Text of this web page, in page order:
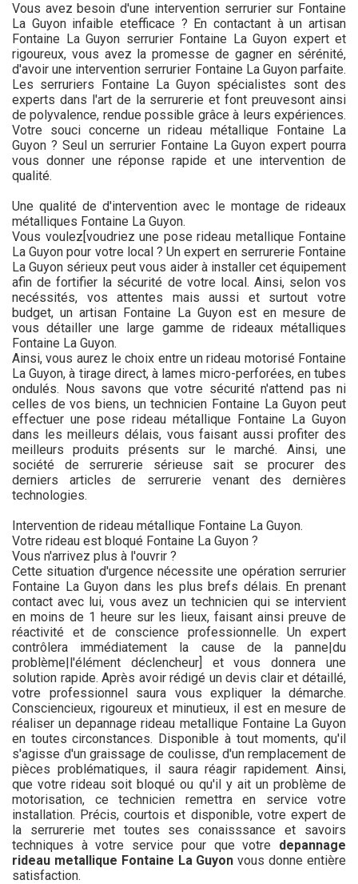
Vous avez besoin d'une intervention serrurier sur Fontaine
La Guyon infaible etefficace ? En contactant à un artisan
Fontaine La Guyon serrurier Fontaine La Guyon expert et
rigoureux, vous avez la promesse de gagner en sérénité,
d'avoir une intervention serrurier Fontaine La Guyon parfaite.
Les serruriers Fontaine La Guyon spécialistes sont des
experts dans l'art de la serrurerie et font preuvesont ainsi
de polyvalence, rendue possible grâce à leurs expériences.
Votre souci concerne un rideau métallique Fontaine La
Guyon ? Seul un serrurier Fontaine La Guyon expert pourra
vous donner une réponse rapide et une intervention de
qualité.
Une qualité de d'intervention avec le montage de rideaux
métalliques Fontaine La Guyon.
Vous voulez[voudriez une pose rideau metallique Fontaine
La Guyon pour votre local ? Un expert en serrurerie Fontaine
La Guyon sérieux peut vous aider à installer cet équipement
afin de fortifier la sécurité de votre local. Ainsi, selon vos
necéssités, vos attentes mais aussi et surtout votre
budget, un artisan Fontaine La Guyon est en mesure de
vous détailler une large gamme de rideaux métalliques
Fontaine La Guyon.
Ainsi, vous aurez le choix entre un rideau motorisé Fontaine
La Guyon, à tirage direct, à lames micro-perforées, en tubes
ondulés. Nous savons que votre sécurité n'attend pas ni
celles de vos biens, un technicien Fontaine La Guyon peut
effectuer une pose rideau métallique Fontaine La Guyon
dans les meilleurs délais, vous faisant aussi profiter des
meilleurs produits présents sur le marché. Ainsi, une
société de serrurerie sérieuse sait se procurer des
derniers articles de serrurerie venant des dernières
technologies.
Intervention de rideau métallique Fontaine La Guyon.
Votre rideau est bloqué Fontaine La Guyon ?
Vous n'arrivez plus à l'ouvrir ?
Cette situation d'urgence nécessite une opération serrurier
Fontaine La Guyon dans les plus brefs délais. En prenant
contact avec lui, vous avez un technicien qui se intervient
en moins de 1 heure sur les lieux, faisant ainsi preuve de
réactivité et de conscience professionnelle. Un expert
contrôlera immédiatement la cause de la panne|du
problème|l'élément déclencheur] et vous donnera une
solution rapide. Après avoir rédigé un devis clair et détaillé,
votre professionnel saura vous expliquer la démarche.
Consciencieux, rigoureux et minutieux, il est en mesure de
réaliser un depannage rideau metallique Fontaine La Guyon
en toutes circonstances. Disponible à tout moments, qu'il
s'agisse d'un graissage de coulisse, d'un remplacement de
pièces problématiques, il saura réagir rapidement. Ainsi,
que votre rideau soit bloqué ou qu'il y ait un problème de
motorisation, ce technicien remettra en service votre
installation. Précis, courtois et disponible, votre expert de
la serrurerie met toutes ses conaisssance et savoirs
techniques à votre service pour que votre depannage
rideau metallique Fontaine La Guyonvous donne entière
satisfaction.